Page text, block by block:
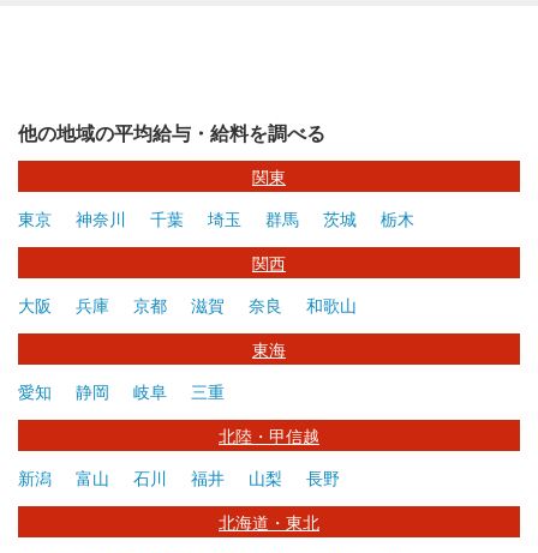
他の地域の平均給与・給料を調べる
関東
東京 神奈川 千葉 埼玉 群馬 茨城 栃木
関西
大阪 兵庫 京都 滋賀 奈良 和歌山
東海
愛知 静岡 岐阜 三重
北陸・甲信越
新潟 富山 石川 福井 山梨 長野
北海道・東北